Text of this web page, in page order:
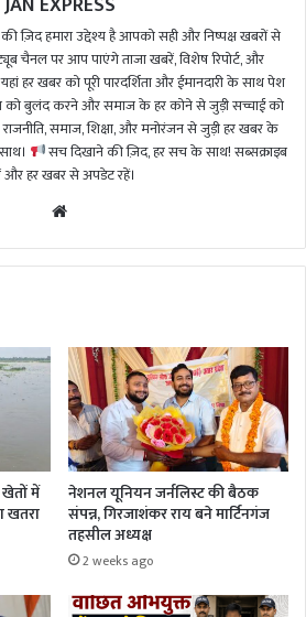
ज़िद हमारा उद्देश्य है आपको सही और निष्पक्ष खबरों से
चैनल पर आप पाएंगे ताजा खबरें, विशेष रिपोर्ट, और
हर खबर को पूरी पारदर्शिता और ईमानदारी के साथ पेश
को बुलंद करने और समाज के हर कोने से जुड़ी सच्चाई को
समाज, शिक्षा, और मनोरंजन से जुड़ी हर खबर के
सच दिखाने की ज़िद, हर सच के साथ! सब्सक्राइब
हर खबर से अपडेट रहें।
te
में
खतरा
नेशनल यूनियन जर्नलिस्ट की बैठक
संपन्न, गिरजाशंकर राय बने मार्टिनगंज
तहसील अध्यक्ष
2 weeks ago